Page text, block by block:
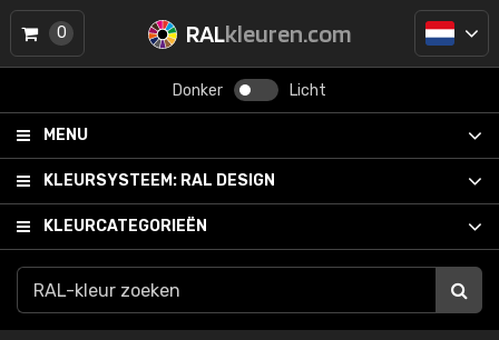
RALkleuren.com
Donker Licht
MENU
KLEURSYSTEEM: RAL DESIGN
KLEURCATEGORIEËN
0